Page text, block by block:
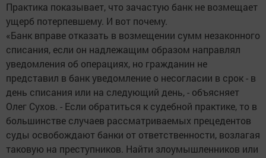
Практика показывает, что зачастую банк не возмещает
ущерб потерпевшему. И вот почему.
«Банк вправе отказать в возмещении сумм незаконного
списания, если он надлежащим образом направлял
уведомления об операциях, но гражданин не
представил в банк уведомление о несогласии в срок - в
день списания или на следующий день, - объясняет
Олег Сухов. - Если обратиться к судебной практике, то в
большинстве случаев рассматриваемых прецедентов
суды освобождают банки от ответственности, возлагая
таковую на преступников. Найти злоумышленников или